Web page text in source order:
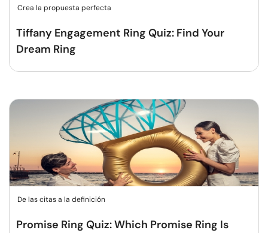
Crea la propuesta perfecta
Tiffany Engagement Ring Quiz: Find Your
Dream Ring
De las citas a la definición
Promise Ring Quiz: Which Promise Ring Is